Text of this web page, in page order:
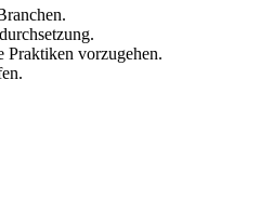
Praktiken vorzugehen.